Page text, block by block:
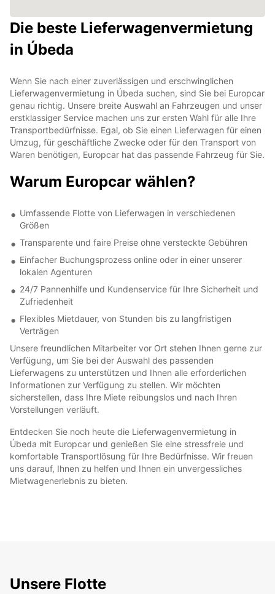
Die beste Lieferwagenvermietung
in Úbeda
Wenn Sie nach einer zuverlässigen und erschwinglichen
Lieferwagenvermietung in Úbeda suchen, sind Sie bei Europcar
genau richtig. Unsere breite Auswahl an Fahrzeugen und unser
erstklassiger Service machen uns zur ersten Wahl für alle Ihre
Transportbedürfnisse. Egal, ob Sie einen Lieferwagen für einen
Umzug, für geschäftliche Zwecke oder für den Transport von
Waren benötigen, Europcar hat das passende Fahrzeug für Sie.
Warum Europcar wählen?
Umfassende Flotte von Lieferwagen in verschiedenen
Größen
Transparente und faire Preise ohne versteckte Gebühren
Einfacher Buchungsprozess online oder in einer unserer
lokalen Agenturen
24/7 Pannenhilfe und Kundenservice für Ihre Sicherheit und
Zufriedenheit
Flexibles Mietdauer, von Stunden bis zu langfristigen
Verträgen
Unsere freundlichen Mitarbeiter vor Ort stehen Ihnen gerne zur
Verfügung, um Sie bei der Auswahl des passenden
Lieferwagens zu unterstützen und Ihnen alle erforderlichen
Informationen zur Verfügung zu stellen. Wir möchten
sicherstellen, dass Ihre Miete reibungslos und nach Ihren
Vorstellungen verläuft.
Entdecken Sie noch heute die Lieferwagenvermietung in
Úbeda mit Europcar und genießen Sie eine stressfreie und
komfortable Transportlösung für Ihre Bedürfnisse. Wir freuen
uns darauf, Ihnen zu helfen und Ihnen ein unvergessliches
Mietwagenerlebnis zu bieten.
Unsere Flotte